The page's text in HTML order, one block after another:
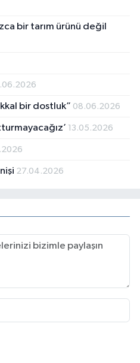
bir tarım ürünü değil
bir dostluk” 08.06.2026
13.05.2026
27.04.2026